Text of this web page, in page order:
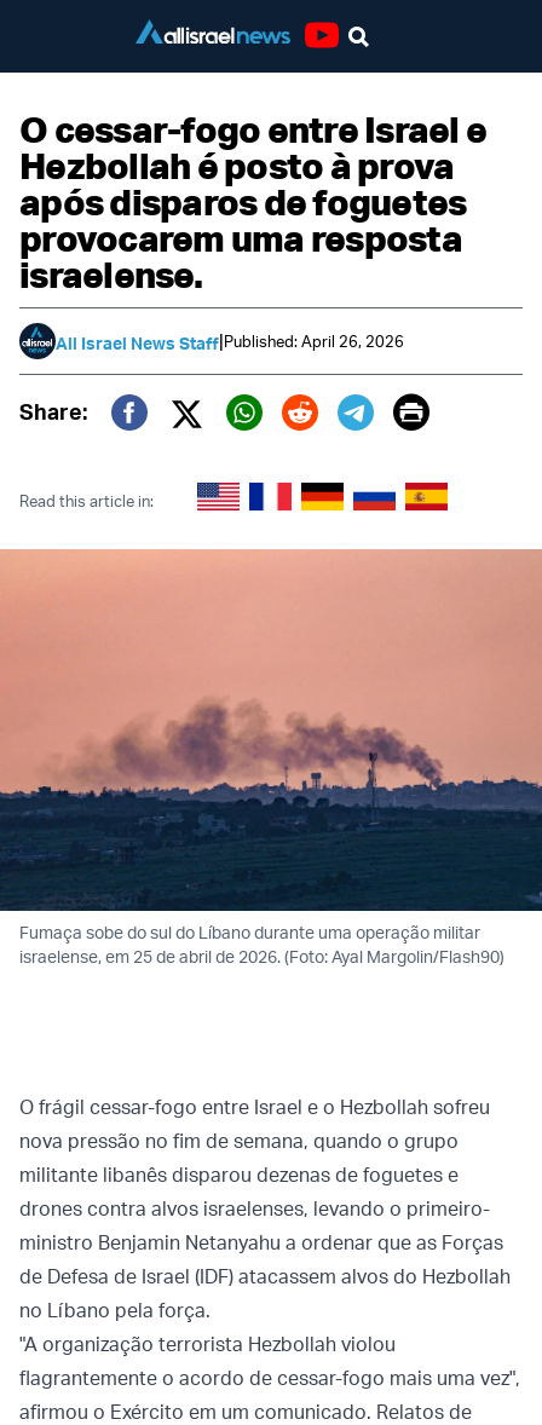
O cessar-fogo entre Israel e
Hezbollah é posto à prova
após disparos de foguetes
provocarem uma resposta
israelense.
All Israel News Staff|Published: April 26, 2026
Share:
Twitter (X)
Print
Read this article in:
Fumaça sobe do sul do Líbano durante uma operação militar
israelense, em 25 de abril de 2026. (Foto: Ayal Margolin/Flash90)
O frágil cessar-fogo entre Israel e o Hezbollah sofreu
nova pressão no fim de semana, quando o grupo
militante libanês disparou dezenas de foguetes e
drones contra alvos israelenses, levando o primeiro-
ministro Benjamin Netanyahu a ordenar que as Forças
de Defesa de Israel (IDF) atacassem alvos do Hezbollah
no Líbano pela força.
"A organização terrorista Hezbollah violou
flagrantemente o acordo de cessar-fogo mais uma vez",
afirmou o Exército em um comunicado. Relatos de